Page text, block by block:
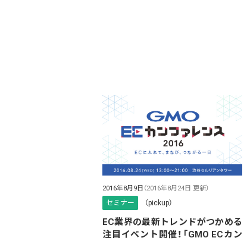
2016年8月9日 （2016年8月24日 更新）
セミナー （pickup）
EC業界の最新トレンドがつかめる
注目イベント開催！「GMO ECカン